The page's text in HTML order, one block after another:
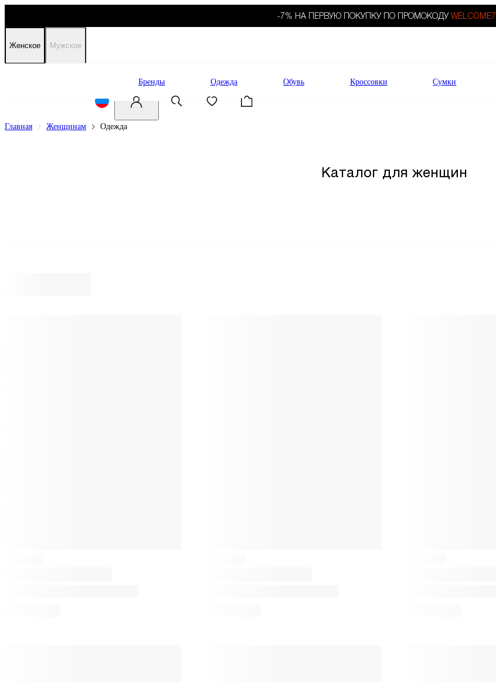
-7% НА ПЕРВУЮ ПОКУПКУ ПО ПРОМОКОДУ WELCOME7.
Женское Мужское
Бренды Одежда Обувь Кроссовки Сумки
Главная Женщинам Одежда
Каталог для женщин